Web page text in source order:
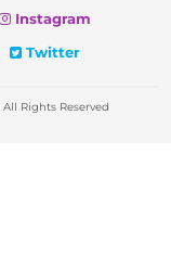
Instagram
Twitter
All Rights Reserved